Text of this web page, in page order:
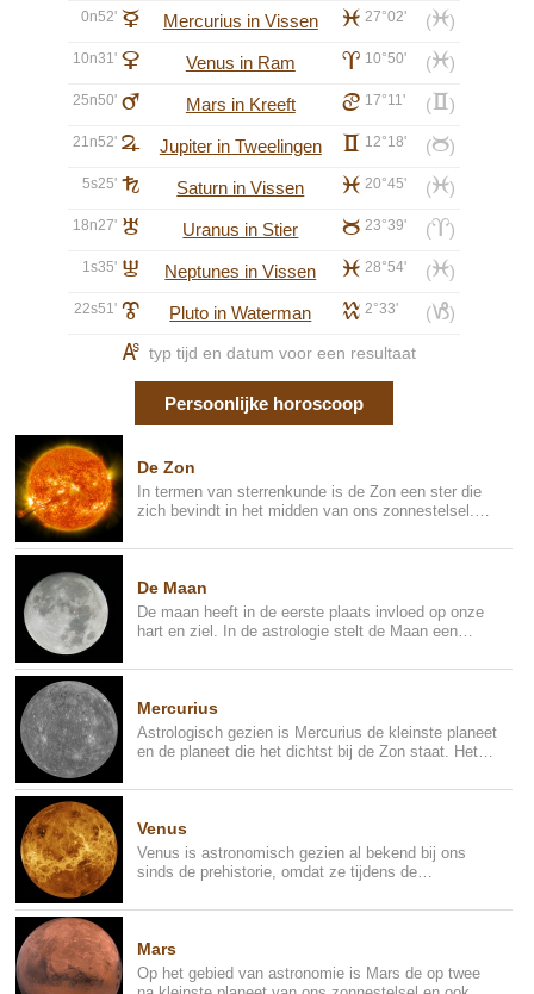
0n52' C Mercurius in Vissen l 27°02' (l)
10n31' D Venus in Ram a 10°50' (l)
25n50' E Mars in Kreeft d 17°11' (c)
21n52' F Jupiter in Tweelingen c 12°18' (b)
5s25' G Saturn in Vissen l 20°45' (l)
18n27' H Uranus in Stier b 23°39' (a)
1s35' I Neptunes in Vissen l 28°54' (l)
22s51' J Pluto in Waterman k 2°33' (j)
K typ tijd en datum voor een resultaat
Persoonlijke horoscoop
De Zon
In termen van sterrenkunde is de Zon een ster die
zich bevindt in het midden van ons zonnestelsel.
De Maan
De maan heeft in de eerste plaats invloed op onze
hart en ziel. In de astrologie stelt de Maan een
Mercurius
Astrologisch gezien is Mercurius de kleinste planeet
en de planeet die het dichtst bij de Zon staat. Het
Venus
Venus is astronomisch gezien al bekend bij ons
sinds de prehistorie, omdat ze tijdens de
Mars
Op het gebied van astronomie is Mars de op twee